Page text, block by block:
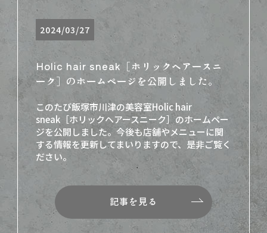
2024/03/27
Holic hair sneak［ホリックヘアースニ
ーク］のホームページを公開しました。
このたび飯塚市川津の美容室Holic hair
sneak［ホリックヘアースニーク］のホームペー
ジを公開しました。今後も店舗やメニューに関
する情報を更新してまいりますので、是非ご覧く
ださい。
記事を見る